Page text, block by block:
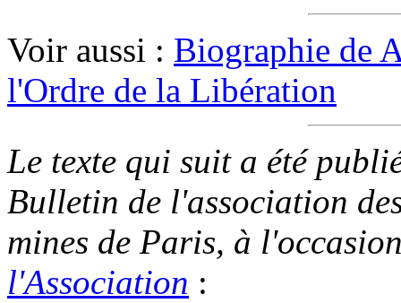
Voir aussi : Biographie de
l'Ordre de la Libération
Le texte qui suit a été
Bulletin de l'association
mines de Paris, à
l'Association :